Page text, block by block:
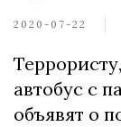
2020-07-22
автобус с
объявят о